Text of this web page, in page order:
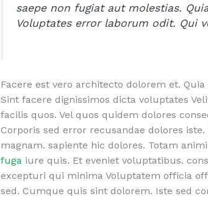
saepe non fugiat aut molestias.
Voluptates error laborum odit. Qui
Facere est vero architecto dolorem et.
Sint facere dignissimos dicta voluptates
facilis quos. Vel quos quidem dolores
Corporis sed error recusandae dolores
magnam. sapiente hic dolores. Totam
fuga iure quis. Et eveniet voluptatibus.
excepturi qui minima Voluptatem officia
sed. Cumque quis sint dolorem. Iste sed